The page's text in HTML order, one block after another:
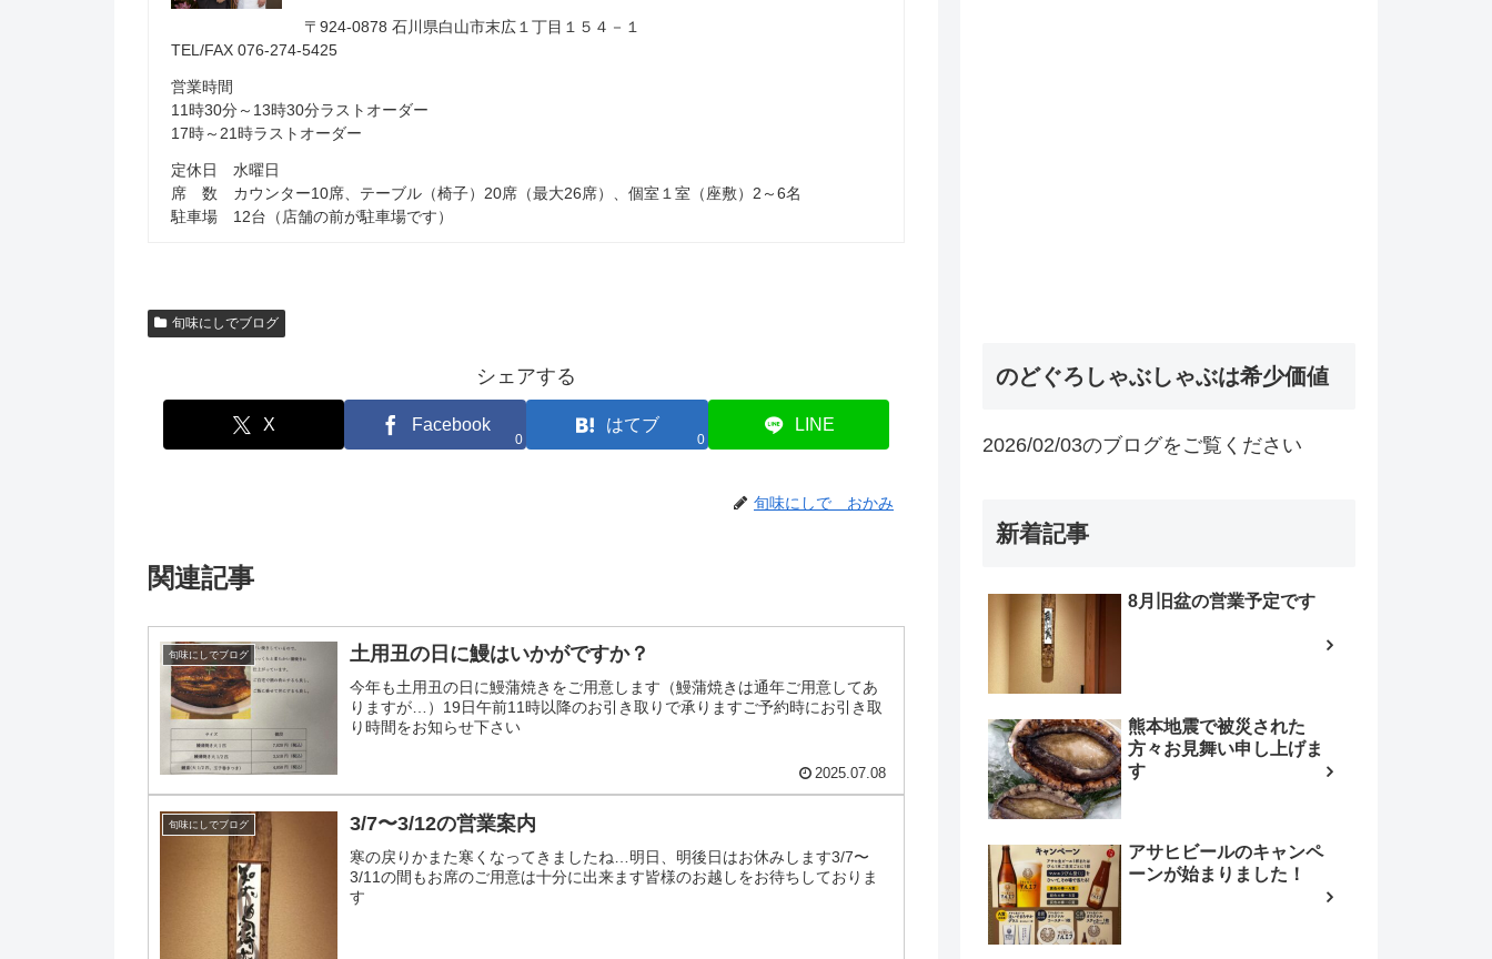
〒924-0878 石川県白山市末広１丁目１５４－１
TEL/FAX 076-274-5425
営業時間
11時30分～13時30分ラストオーダー
17時～21時ラストオーダー
定休日 水曜日
席 数 カウンター10席、テーブル（椅子）20席（最大26席）、個室１室（座敷）2～6名
駐車場 12台（店舗の前が駐車場です）
旬味にしでブログ
シェアする
X Facebook
0
はてブ
0
LINE
旬味にしで おかみ
関連記事
旬味にしでブログ 土用丑の日に鰻はいかがですか？
今年も土用丑の日に鰻蒲焼きをご用意します（鰻蒲焼きは通年ご用意してあ
りますが…）19日午前11時以降のお引き取りで承りますご予約時にお引き取
り時間をお知らせ下さい
2025.07.08
旬味にしでブログ 3/7〜3/12の営業案内
寒の戻りかまた寒くなってきましたね…明日、明後日はお休みします3/7〜
3/11の間もお席のご用意は十分に出来ます皆様のお越しをお待ちしておりま
す
のどぐろしゃぶしゃぶは希少価値
2026/02/03のブログをご覧ください
新着記事
8月旧盆の営業予定です
熊本地震で被災された
方々お見舞い申し上げま
す
アサヒビールのキャンペ
ーンが始まりました！